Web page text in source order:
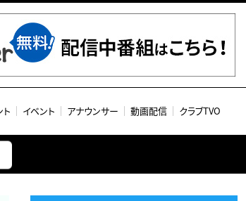
イベント アナウンサー 動画配信 クラブTVO